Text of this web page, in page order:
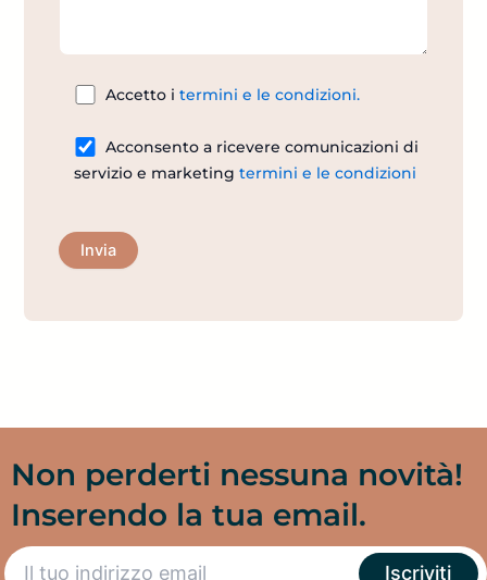
Accetto i termini e le condizioni.
Acconsento a ricevere comunicazioni di
servizio e marketingtermini e le condizioni
l
n
t
i
Non perderti nessuna novità!
Inserendo la tua email.